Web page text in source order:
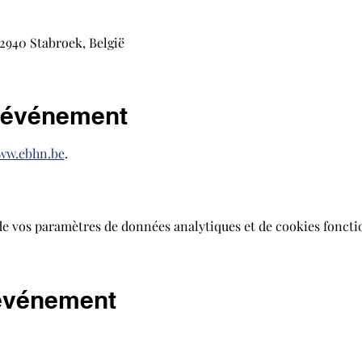
Stabroek, België
.
vos paramètres de données analytiques et de cookies